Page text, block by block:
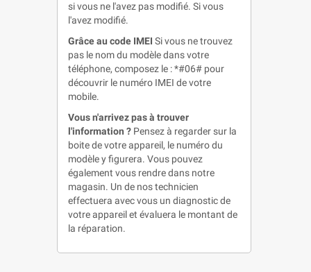
si vous ne l'avez pas modifié. Si vous
l'avez modifié.
Grâce au code IMEI Si vous ne trouvez
pas le nom du modèle dans votre
téléphone, composez le : *#06# pour
découvrir le numéro IMEI de votre
mobile.
Vous n'arrivez pas à trouver
l'information ? Pensez à regarder sur la
boite de votre appareil, le numéro du
modèle y figurera. Vous pouvez
également vous rendre dans notre
magasin. Un de nos technicien
effectuera avec vous un diagnostic de
votre appareil et évaluera le montant de
la réparation.